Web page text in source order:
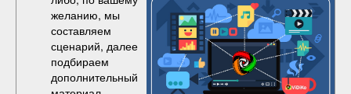
желанию, мы
составляем
сценарий, далее
подбираем
дополнительный